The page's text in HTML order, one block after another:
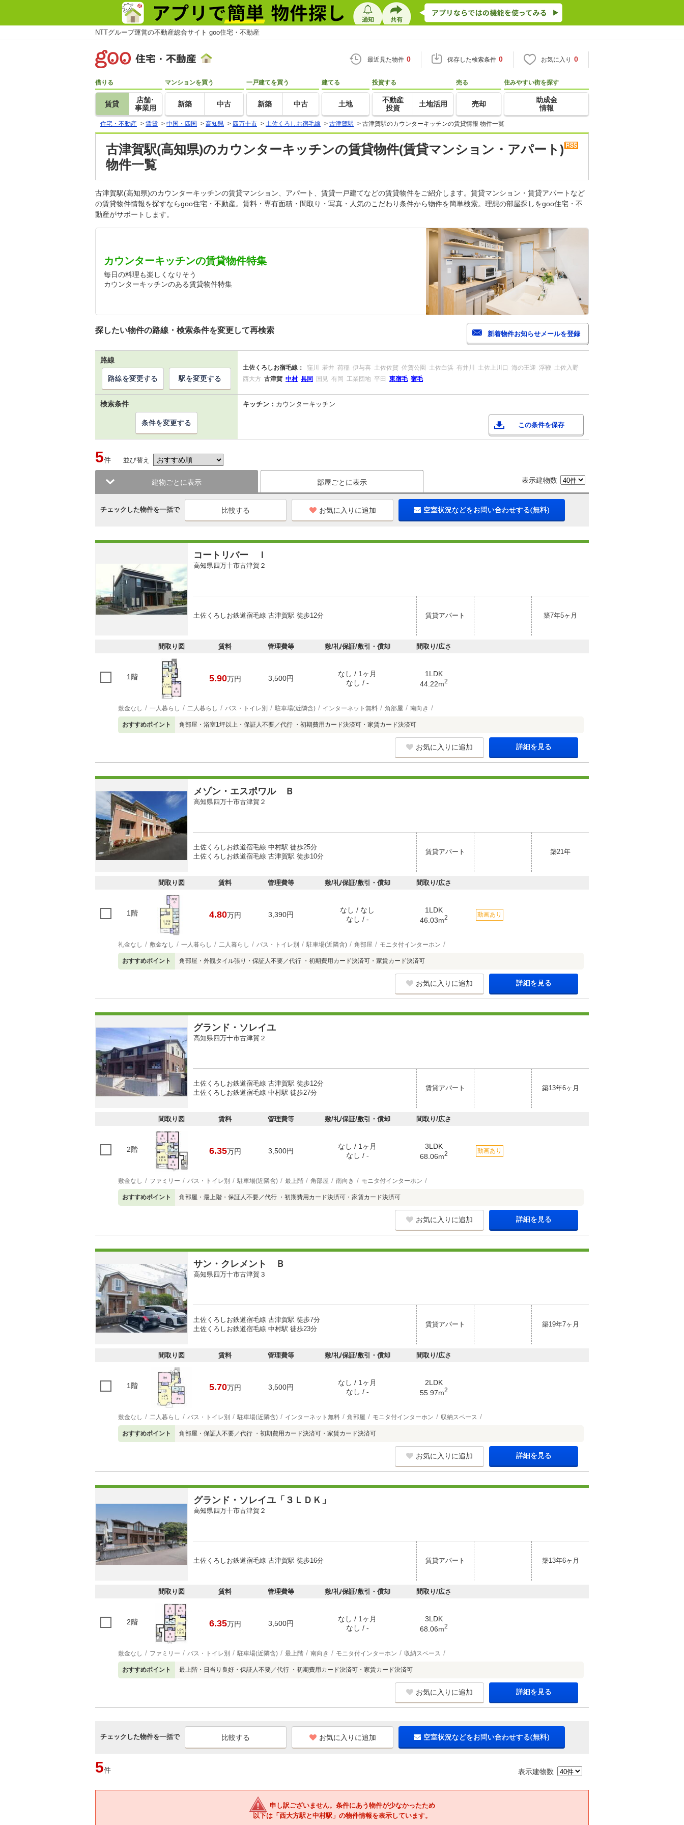
NTTグループ運営の不動産総合サイト goo住宅・不動産
最近見た物件 0 保存した検索条件 0 お気に入り 0
借りる
賃貸
店舗･
事業用
マンションを買う
新築 中古
一戸建てを買う
新築 中古
建てる
土地
投資する
不動産
投資
土地活用
売る
売却
住みやすい街を探す
助成金
情報
住宅・不動産 > 賃貸 > 中国・四国 > 高知県 > 四万十市 > 土佐くろしお宿毛線 > 古津賀駅 > 古津賀駅のカウンターキッチンの賃貸情報 物件一覧
古津賀駅(高知県)のカウンターキッチンの賃貸物件(賃貸マンション・アパート)
物件一覧
古津賀駅(高知県)のカウンターキッチンの賃貸マンション、アパート、賃貸一戸建てなどの賃貸物件をご紹介します。賃貸マンション・賃貸アパートなど
の賃貸物件情報を探すならgoo住宅・不動産。賃料・専有面積・間取り・写真・人気のこだわり条件から物件を簡単検索。理想の部屋探しをgoo住宅・不
動産がサポートします。
カウンターキッチンの賃貸物件特集
毎日の料理も楽しくなりそう
カウンターキッチンのある賃貸物件特集
探したい物件の路線・検索条件を変更して再検索
路線
土佐くろしお宿毛線： 窪川 若井 荷稲 伊与喜 土佐佐賀 佐賀公園 土佐白浜 有井川 土佐上川口 海の王迎 浮鞭 土佐入野
西大方 古津賀 中村 具同 国見 有岡 工業団地 平田 東宿毛 宿毛
路線を変更する 駅を変更する
検索条件 キッチン： カウンターキッチン
この条件を保存
条件を変更する
5件 並び替え
建物ごとに表示 部屋ごとに表示 表示建物数
チェックした物件を一括で お気に入りに追加 空室状況などをお問い合わせする(無料)
コートリバー Ｉ
高知県四万十市古津賀２
土佐くろしお鉄道宿毛線 古津賀駅 徒歩12分 賃貸アパート 築7年5ヶ月
間取り図 賃料 管理費等 敷/礼/保証/敷引・償却 間取り/広さ
1階 5.90万円 3,500円
なし / 1ヶ月
なし / -
1LDK
44.22m2
敷金なし 一人暮らし 二人暮らし バス・トイレ別 駐車場(近隣含) インターネット無料 角部屋 南向き
おすすめポイント 角部屋・浴室1坪以上・保証人不要／代行 ・初期費用カード決済可・家賃カード決済可
お気に入りに追加 詳細を見る
メゾン・エスポワル Ｂ
高知県四万十市古津賀２
土佐くろしお鉄道宿毛線 中村駅 徒歩25分
土佐くろしお鉄道宿毛線 古津賀駅 徒歩10分
賃貸アパート 築21年
間取り図 賃料 管理費等 敷/礼/保証/敷引・償却 間取り/広さ
1階 4.80万円 3,390円
なし / なし
なし / -
1LDK
46.03m2 動画あり
礼金なし 敷金なし 一人暮らし 二人暮らし バス・トイレ別 駐車場(近隣含) 角部屋 モニタ付インターホン
おすすめポイント 角部屋・外観タイル張り・保証人不要／代行 ・初期費用カード決済可・家賃カード決済可
お気に入りに追加 詳細を見る
グランド・ソレイユ
高知県四万十市古津賀２
土佐くろしお鉄道宿毛線 古津賀駅 徒歩12分
土佐くろしお鉄道宿毛線 中村駅 徒歩27分
賃貸アパート 築13年6ヶ月
間取り図 賃料 管理費等 敷/礼/保証/敷引・償却 間取り/広さ
2階 6.35万円 3,500円
なし / 1ヶ月
なし / -
3LDK
68.06m2 動画あり
敷金なし ファミリー バス・トイレ別 駐車場(近隣含) 最上階 角部屋 南向き モニタ付インターホン
おすすめポイント 角部屋・最上階・保証人不要／代行 ・初期費用カード決済可・家賃カード決済可
お気に入りに追加 詳細を見る
サン・クレメント Ｂ
高知県四万十市古津賀３
土佐くろしお鉄道宿毛線 古津賀駅 徒歩7分
土佐くろしお鉄道宿毛線 中村駅 徒歩23分
賃貸アパート 築19年7ヶ月
間取り図 賃料 管理費等 敷/礼/保証/敷引・償却 間取り/広さ
1階 5.70万円 3,500円
なし / 1ヶ月
なし / -
2LDK
55.97m2
敷金なし 二人暮らし バス・トイレ別 駐車場(近隣含) インターネット無料 角部屋 モニタ付インターホン 収納スペース
おすすめポイント 角部屋・保証人不要／代行 ・初期費用カード決済可・家賃カード決済可
お気に入りに追加 詳細を見る
グランド・ソレイユ「３ＬＤＫ」
高知県四万十市古津賀２
土佐くろしお鉄道宿毛線 古津賀駅 徒歩16分 賃貸アパート 築13年6ヶ月
間取り図 賃料 管理費等 敷/礼/保証/敷引・償却 間取り/広さ
2階 6.35万円 3,500円
なし / 1ヶ月
なし / -
3LDK
68.06m2
敷金なし ファミリー バス・トイレ別 駐車場(近隣含) 最上階 南向き モニタ付インターホン 収納スペース
おすすめポイント 最上階・日当り良好・保証人不要／代行 ・初期費用カード決済可・家賃カード決済可
お気に入りに追加 詳細を見る
チェックした物件を一括で お気に入りに追加 空室状況などをお問い合わせする(無料)
5件 表示建物数
申し訳ございません。条件にあう物件が少なかったため
以下は「西大方駅と中村駅」の物件情報を表示しています。